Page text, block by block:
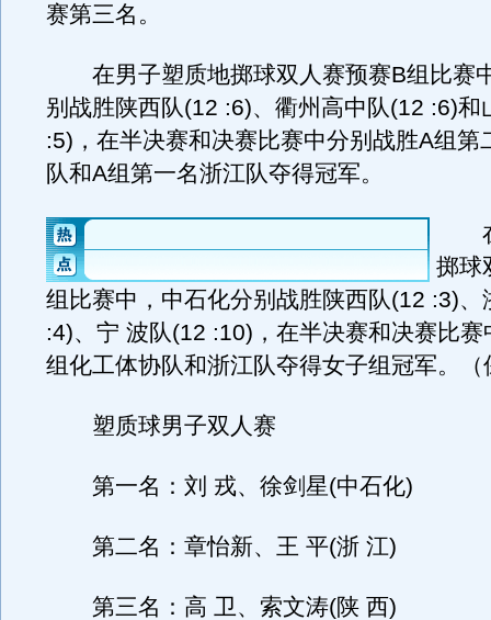
赛第三名。
在男子塑质地掷球双人赛预赛B组比赛
别战胜陕西队(12 :6)、衢州高中队(12 :6)和
:5)，在半决赛和决赛比赛中分别战胜A组第
队和A组第一名浙江队夺得冠军。
在
掷球
组比赛中，中石化分别战胜陕西队(12 :3)、
:4)、宁 波队(12 :10)，在半决赛和决赛比赛
组化工体协队和浙江队夺得女子组冠军。（
塑质球男子双人赛
第一名：刘 戎、徐剑星(中石化)
第二名：章怡新、王 平(浙 江)
第三名：高 卫、索文涛(陕 西)